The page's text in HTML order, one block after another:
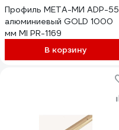
Профиль МЕТА-МИ ADP-55
алюминиевый GOLD 1000
мм MI PR-1169
В корзину